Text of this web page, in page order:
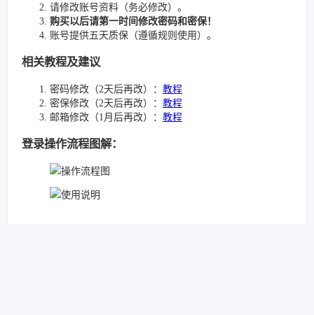
请修改账号资料（务必修改）。
购买以后请第一时间修改密码和密保！
账号提供五天质保（遵循规则使用）。
相关教程及建议
密码修改（2天后再改）： 教程
密保修改（2天后再改）： 教程
邮箱修改（1月后再改）： 教程
登录操作流程图解：